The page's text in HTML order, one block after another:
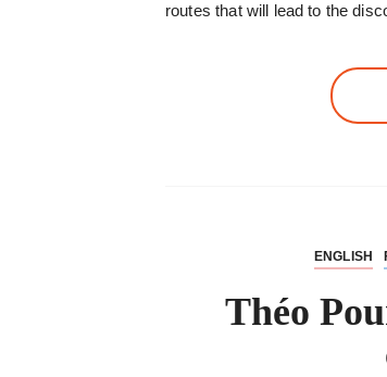
routes that will lead to the
ENGLISH
Théo